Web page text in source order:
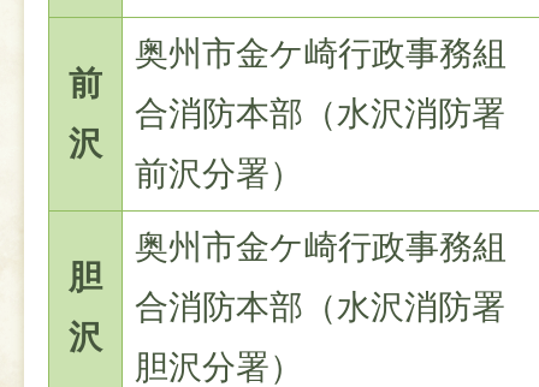
前
沢
奥州市金ケ崎行政事務組
合消防本部（水沢消防署
前沢分署）
胆
沢
奥州市金ケ崎行政事務組
合消防本部（水沢消防署
胆沢分署）